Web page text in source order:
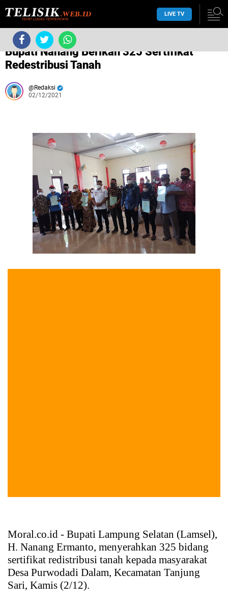
LIVE TV
›Tanpa label ›
Bupati Nanang Berikan 325 Sertifikat
Redestribusi Tanah
Redaksi
02/12/2021
Moral.co.id - Bupati Lampung Selatan (Lamsel),
H. Nanang Ermanto, menyerahkan 325 bidang
sertifikat redistribusi tanah kepada masyarakat
Desa Purwodadi Dalam, Kecamatan Tanjung
Sari, Kamis (2/12).